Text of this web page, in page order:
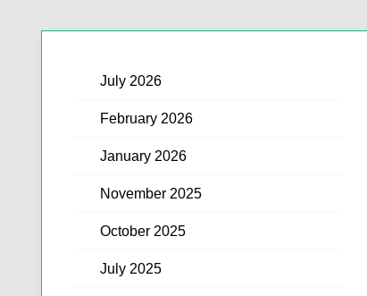
July 2026
February 2026
January 2026
November 2025
October 2025
July 2025